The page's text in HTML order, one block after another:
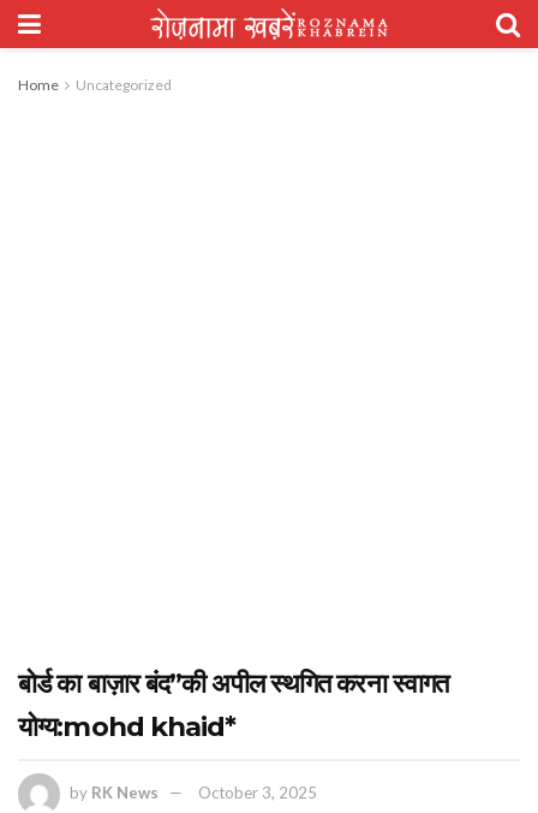
Home Uncategorized
बोर्ड का बाज़ार बंद”की अपील स्थगित करना स्वागत
योग्य:mohd khaid*
by RK News
October 3, 2025